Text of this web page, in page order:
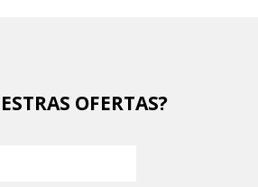
OFERTAS?